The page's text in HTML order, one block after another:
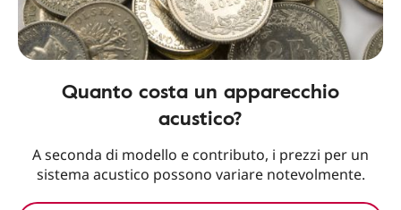
Quanto costa un apparecchio
acustico?
A seconda di modello e contributo, i prezzi per un
sistema acustico possono variare notevolmente.